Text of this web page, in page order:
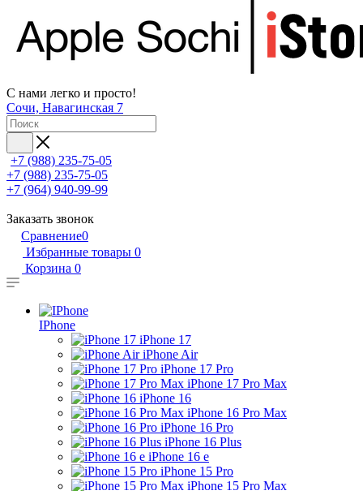
С нами легко и просто!
Сочи, Навагинская 7
+7 (988) 235-75-05
+7 (988) 235-75-05
+7 (964) 940-99-99
Заказать звонок
Сравнение0
Избранные товары 0
Корзина 0
IPhone
iPhone 17
iPhone Air
iPhone 17 Pro
iPhone 17 Pro Max
iPhone 16
iPhone 16 Pro Max
iPhone 16 Pro
iPhone 16 Plus
iPhone 16 e
iPhone 15 Pro
iPhone 15 Pro Max